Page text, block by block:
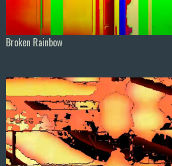
Broken Rainbow